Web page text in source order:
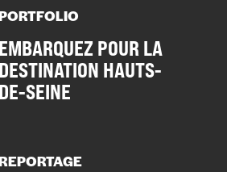
EMBARQUEZ POUR LA
DESTINATION HAUTS-
DE-SEINE